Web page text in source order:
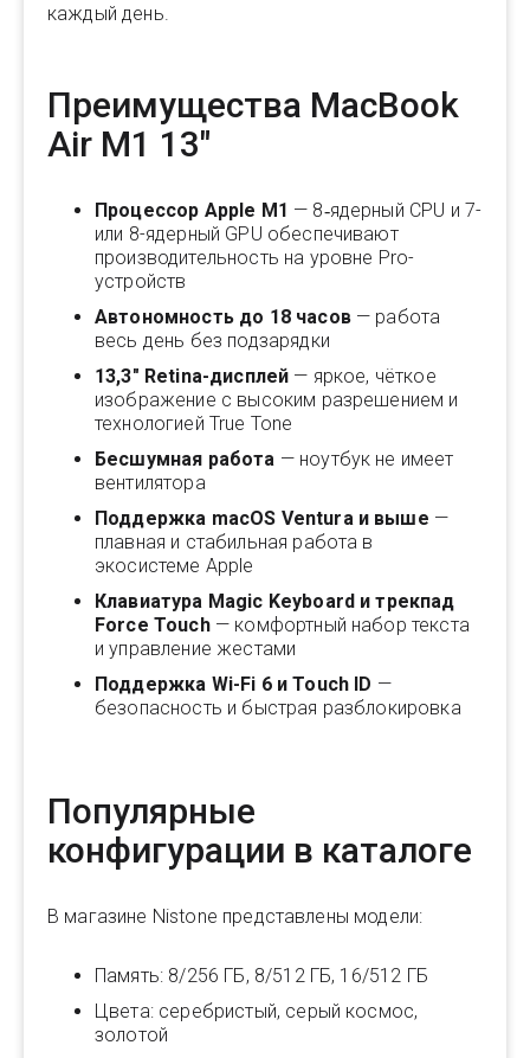
каждый день.
Преимущества MacBook
Air M1 13"
Процессор Apple M1 — 8‑ядерный CPU и 7-
или 8-ядерный GPU обеспечивают
производительность на уровне Pro-
устройств
Автономность до 18 часов— работа
весь день без подзарядки
13,3" Retina-дисплей — яркое, чёткое
изображение с высоким разрешением и
технологией True Tone
Бесшумная работа — ноутбук не имеет
вентилятора
Поддержка macOS Ventura и выше —
плавная и стабильная работа в
экосистеме Apple
Клавиатура Magic Keyboard и трекпад
Force Touch— комфортный набор текста
и управление жестами
Поддержка Wi-Fi 6 и Touch ID —
безопасность и быстрая разблокировка
Популярные
конфигурации в каталоге
В магазине Nistone представлены модели:
Память: 8/256 ГБ, 8/512 ГБ, 16/512 ГБ
Цвета: серебристый, серый космос,
золотой